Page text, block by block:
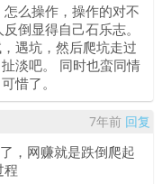
么操作，操作的对不
倒显得自己石乐志。
遇坑，然后爬坑走过
淡吧。 同时也蛮同情
惜了。
7年前 回复
，网赚就是跌倒爬起
程